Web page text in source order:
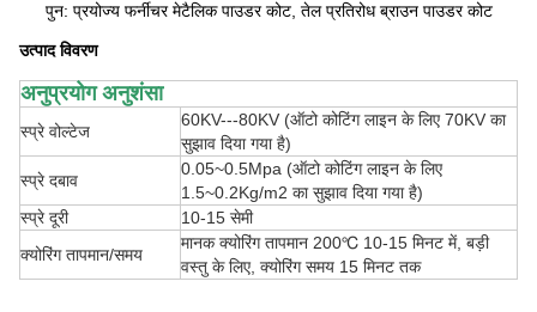
पुन: प्रयोज्य फर्नीचर मेटैलिक पाउडर कोट, तेल प्रतिरोध ब्राउन पाउडर कोट
उत्पाद विवरण
अनुप्रयोग अनुशंसा
स्प्रे वोल्टेज
60KV---80KV (ऑटो कोटिंग लाइन के लिए 70KV का
सुझाव दिया गया है)
स्प्रे दबाव
0.05~0.5Mpa (ऑटो कोटिंग लाइन के लिए
1.5~0.2Kg/m2 का सुझाव दिया गया है)
स्प्रे दूरी
10-15 सेमी
क्योरिंग तापमान/समय
मानक क्योरिंग तापमान 200℃ 10-15 मिनट में, बड़ी
वस्तु के लिए, क्योरिंग समय 15 मिनट तक